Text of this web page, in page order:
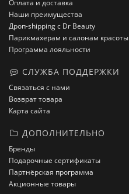
Оплата и доставка
Наши преимущества
Дроп-shipping с Dr Beauty
Парикмахерам и салонам красоты
Программа лояльности
СЛУЖБА ПОДДЕРЖКИ
Связаться с нами
Возврат товара
Карта сайта
ДОПОЛНИТЕЛЬНО
Бренды
Подарочные сертификаты
Партнёрская программа
Акционные товары